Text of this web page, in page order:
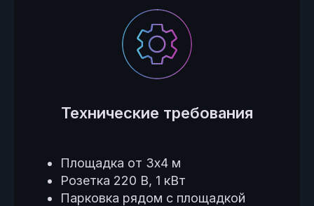
Технические требования
Площадка от 3х4 м
Розетка 220 В, 1 кВт
Парковка рядом с площадкой